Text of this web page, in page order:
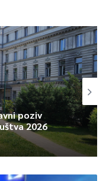
nekoliko, u moru
nezakonitosti, a
te izrekao kazne. Od
zbog propusta skinuto
im se može izreći.
koje Ured često nije
su uočene
poziv
2026